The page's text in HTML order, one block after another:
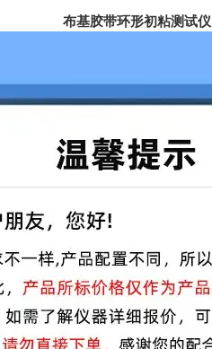
布基胶带环形初粘测试仪